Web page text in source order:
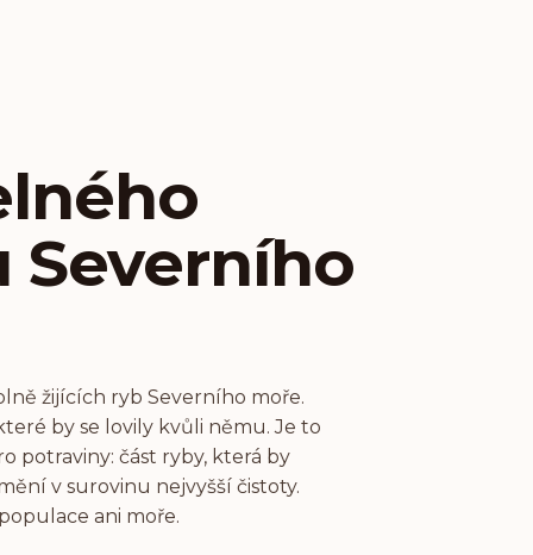
Severního
žijících ryb Severního moře.
by se lovily kvůli němu. Je to
potraviny: část ryby, která by
v surovinu nejvyšší čistoty.
ani moře.